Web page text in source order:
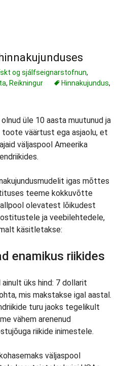
og sjálfseignarstofnun,
, Reikningur Hinnakujundus,
olnud üle 10 aasta muutunud ja
toote väärtust ega asjaolu, et
väljaspool Ameerika
igas mõttes
teeme kokkuvõtte
olevatest lõikudest
ja veebilehtedele,
käsitletakse:
enamikus riikides
üks hind: 7 dollarit
mis makstakse igal aastal.
turu jaoks tegelikult
vähem arenenud
riikide inimestele.
väljaspool